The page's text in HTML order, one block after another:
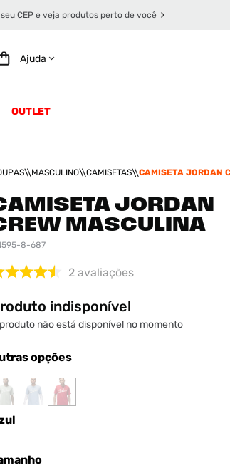
CEP e veja produtos perto de você
Ajuda
OUTLET
MASCULINO CAMISETAS
CAMISETA JORDAN
JORDAN
MASCULINA
8-687
2 avaliações
indisponível
não está disponível no momento
opções